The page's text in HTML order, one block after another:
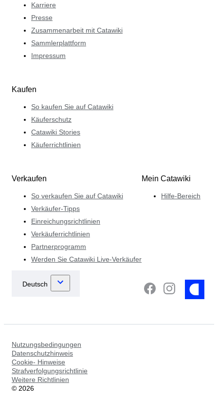
Karriere
Presse
Zusammenarbeit mit Catawiki
Sammlerplattform
Impressum
Kaufen
So kaufen Sie auf Catawiki
Käuferschutz
Catawiki Stories
Käuferrichtlinien
Verkaufen
So verkaufen Sie auf Catawiki
Verkäufer-Tipps
Einreichungsrichtlinien
Verkäuferrichtlinien
Partnerprogramm
Werden Sie Catawiki Live-Verkäufer
Mein Catawiki
Hilfe-Bereich
Nutzungsbedingungen
Datenschutzhinweis
Cookie- Hinweise
Strafverfolgungsrichtlinie
Weitere Richtlinien
© 2026